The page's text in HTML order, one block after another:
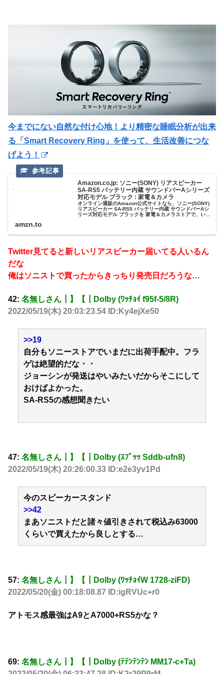
今までにない自然な付け心地！より精密な睡眠分析が出来
る「Smart Recovery Ring」を使って、生活改善につな
げよう！
Amazon.co.jp: ソニー(SONY) リアスピーカー
SA-RS5 バッテリー内蔵 サウンドバーAシリーズ
対応モデル ブラック : 家電＆カメラ
オンライン通販のAmazon公式サイトなら、ソニー(SONY)
リアスピーカー SA-RS5 バッテリー内蔵 サウンドバーAシ
リーズ対応モデル ブラックを 家電＆カメラストアで、いつ
amzn.to
Twitter見てると新しいリアスピーカー届いてる人いるん
だな
俺はソニストで買ったからきっちり発売日だろうな…
42: 名無しさん┃】【┃Dolby (ﾜｯﾁｮｲ f95f-5/8R)
2022/05/19(木) 20:03:23.54 ID:Ky4ejXe50
>>19
自分もソニーストアでいまだに出荷手配中。フラ
ゲは絶望的だな・・
ジョーシンが発送はやいみたいだからそこにして
おけばよかった。
SA-RS5の感想聞きたい
47: 名無しさん┃】【┃Dolby (ｽﾌﾟｯｯ Sddb-ufn8)
2022/05/19(木) 20:26:00.33 ID:e2e3yv1Pd
今のスピーカースタンド
>>42
まあソニストだと諸々値引きされて税込み63000
くらいで買えたから良しとする…
57: 名無しさん┃】【┃Dolby (ﾜｯﾁｮｲW 1728-ziFD)
2022/05/20(金) 00:18:08.87 ID:igRVUc+r0
アトモス感最強はA9とA7000+RS5かな？
69: 名無しさん┃】【┃Dolby (ﾃﾃﾝﾃﾝﾃﾝ MM17-c+Ta)